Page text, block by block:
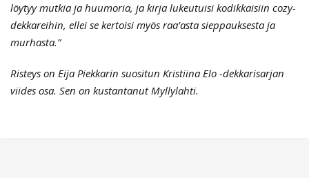
löytyy mutkia ja huumoria, ja kirja lukeutuisi kodikkaisiin cozy-
dekkareihin, ellei se kertoisi myös raa’asta sieppauksesta ja
murhasta.”
Risteys on Eija Piekkarin suositun Kristiina Elo -dekkarisarjan
viides osa. Sen on kustantanut Myllylahti.